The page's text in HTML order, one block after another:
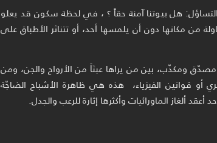
هل بيوتنا آمنة حقاً ؟ ، في لحظة سكون قد يعلو
مكانها دون أن يلمسها أحد، أو تتناثر الأطباق على
ومكذّب، بين من يراها عبثاً من الأرواح والجن، ومن
أو قوانين الفيزياء، هذه هي ظاهرة الأشباح الضاجّة